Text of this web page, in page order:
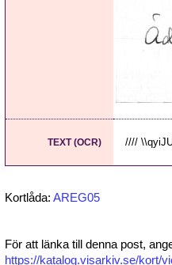
TEXT (OCR) ////
Kortlåda: AREG05
För att länka till denna post,
https://katalog.visarkiv.se/kort/